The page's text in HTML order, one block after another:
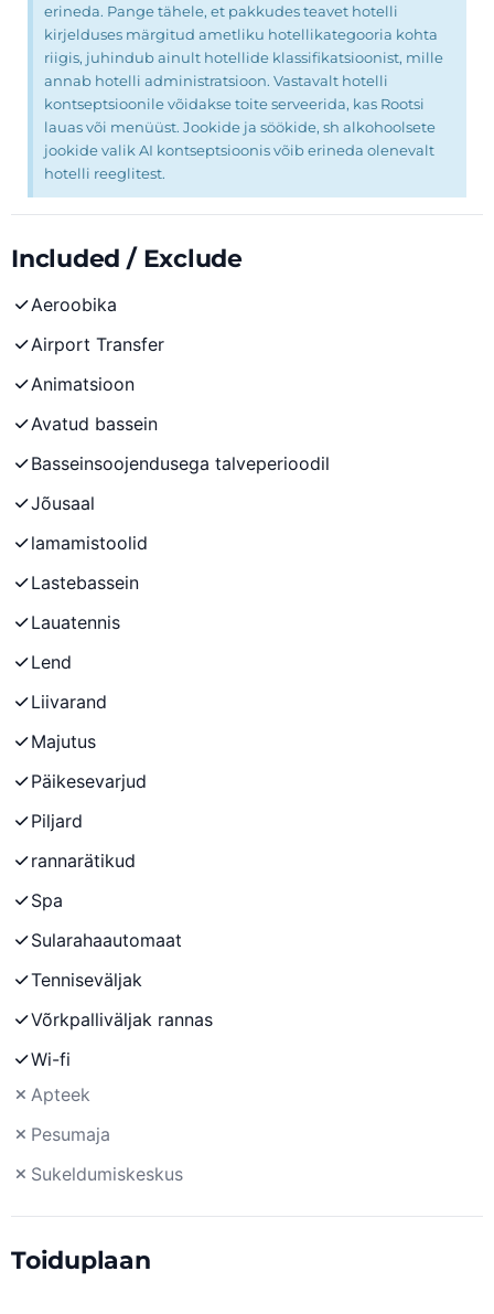
erineda. Pange tähele, et pakkudes teavet hotelli
kirjelduses märgitud ametliku hotellikategooria kohta
riigis, juhindub ainult hotellide klassifikatsioonist, mille
annab hotelli administratsioon. Vastavalt hotelli
kontseptsioonile võidakse toite serveerida, kas Rootsi
lauas või menüüst. Jookide ja söökide, sh alkohoolsete
jookide valik AI kontseptsioonis võib erineda olenevalt
hotelli reeglitest.
Included / Exclude
Aeroobika
Airport Transfer
Animatsioon
Avatud bassein
Basseinsoojendusega talveperioodil
Jõusaal
lamamistoolid
Lastebassein
Lauatennis
Lend
Liivarand
Majutus
Päikesevarjud
Piljard
rannarätikud
Spa
Sularahaautomaat
Tenniseväljak
Võrkpalliväljak rannas
Wi-fi
Apteek
Pesumaja
Sukeldumiskeskus
Toiduplaan